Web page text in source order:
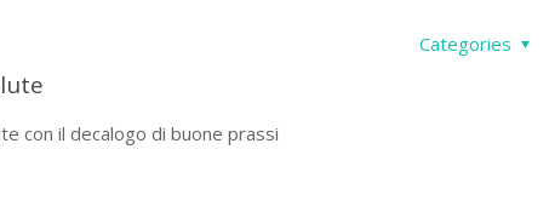
Categories
con il decalogo di buone prassi